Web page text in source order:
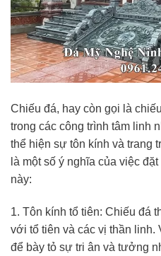
Chiếu đá, hay còn gọi là
trong các công trình tâm linh
thể hiện sự tôn kính và trang
là một số ý nghĩa của việc
này:
1. Tôn kính tổ tiên: Chiếu đá
với tổ tiên và các vị thần linh.
để bày tỏ sự tri ân và tưởng